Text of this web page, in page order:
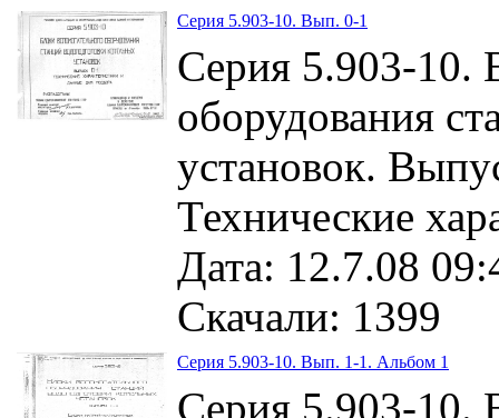
Серия 5.903-10. Вып. 0-1
Серия 5.903-10.
оборудования
установок.
Технические
Дата: 12.7.08
Скачали: 1399
Серия 5.903-10. Вып. 1-1. Альбом 1
Серия 5.903-10.